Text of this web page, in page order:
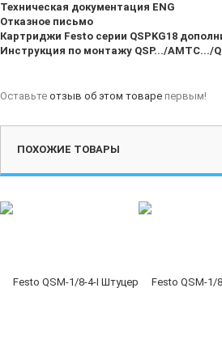
Техническая документация ENG
Отказное письмо
Картриджи Festo серии QSPKG18
Инструкция по монтажу QSP.../AMTC.../
Оставьте отзыв об этом товаре первым!
ПОХОЖИЕ ТОВАРЫ